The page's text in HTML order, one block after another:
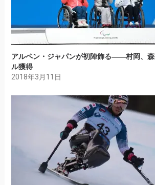
アルペン・ジャパンが初陣飾る――村岡、
ル獲得
2018年3月11日